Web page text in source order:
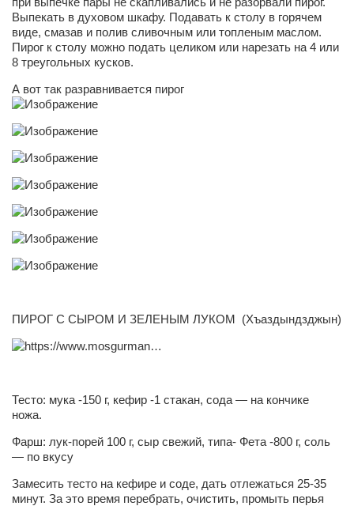
Режиссёры
Художники
Надія Белокур
Анна Гидора
Анна Черненко
Марина Фенота
Конкурс «Колибри» 2015
Конкурс «Колибри» 2014
Литературный конкурс «Я люблю Украину»
Выпекать в духовом шкафу. Подавать к столу в горячем
виде, смазав и полив сливочным или топленым маслом.
Пирог к столу можно подать целиком или нарезать на 4 или
8 треугольных кусков.
А вот так разравнивается пирог
ПИРОГ С СЫРОМ И ЗЕЛЕНЫМ ЛУКОМ (Хъаздындзджын)
Тесто: мука -150 г, кефир -1 стакан, сода — на кончике
ножа.
Фарш: лук-порей 100 г, сыр свежий, типа- Фета -800 г, соль
— по вкусу
Замесить тесто на кефире и соде, дать отлежаться 25-35
минут. За это время перебрать, очистить, промыть перья